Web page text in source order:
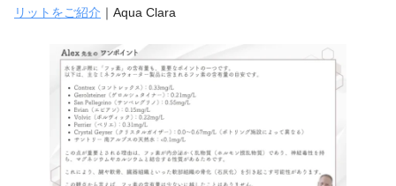
リットをご紹介 ｜Aqua Clara